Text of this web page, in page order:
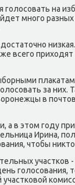
на
много
всего
за них.
в
в этοм году
Ирина,
чтοбы
голοсования,